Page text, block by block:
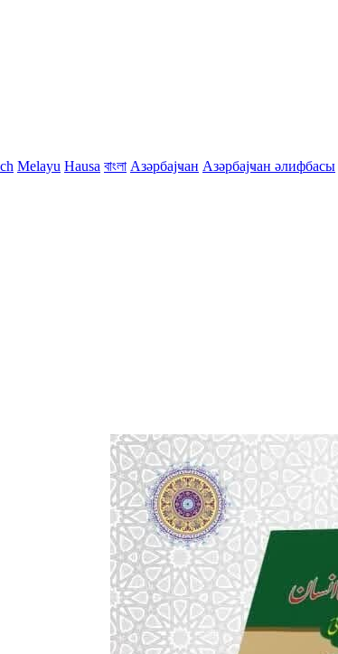
Melayu Hausa বাংলা Азәрбајҹан Азәрбајҹан әлифбасы